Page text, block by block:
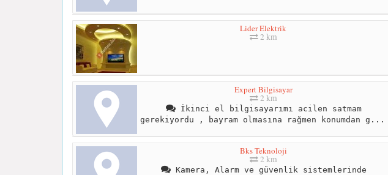
Lider Elektrik
2 km
Expert Bilgisayar
2 km
İkinci el bilgisayarımı acilen satmam
gerekiyordu , bayram olmasına rağmen konumdan g...
Bks Teknoloji
2 km
Kamera, Alarm ve güvenlik sistemlerinde